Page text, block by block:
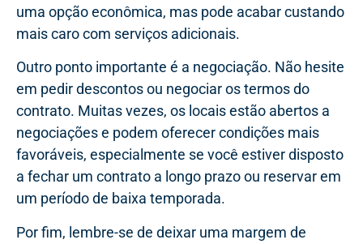
uma opção econômica, mas pode acabar custando
mais caro com serviços adicionais.
Outro ponto importante é a negociação. Não hesite
em pedir descontos ou negociar os termos do
contrato. Muitas vezes, os locais estão abertos a
negociações e podem oferecer condições mais
favoráveis, especialmente se você estiver disposto
a fechar um contrato a longo prazo ou reservar em
um período de baixa temporada.
Por fim, lembre-se de deixar uma margem de